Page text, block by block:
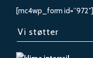
[mc4wp_form id=”972″]
Vi støtter